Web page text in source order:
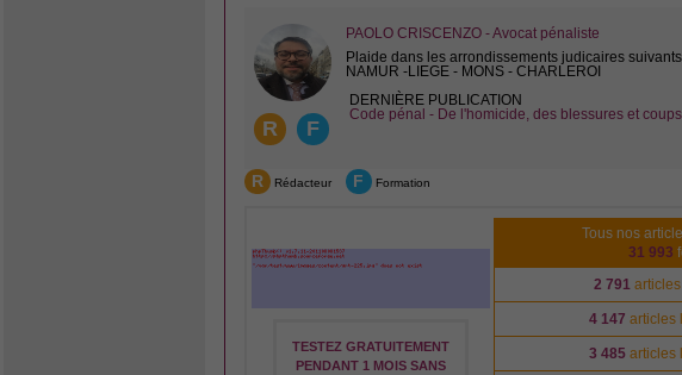
R F
PAOLO CRISCENZO - Avocat pénaliste
Plaide dans les arrondissements judicaires
NAMUR -LIEGE - MONS - CHARLEROI
DERNIÈRE PUBLICATION
Code pénal - De l'homicide, des blessures et
R Rédacteur F Formation
TESTEZ GRATUITEMENT
PENDANT 1 MOIS SANS
Tous nos
31 993
2 791
4 147 articles
3 485 articles